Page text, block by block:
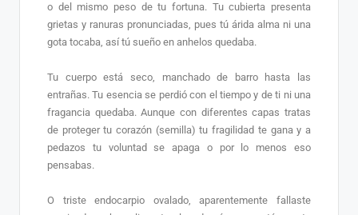
o del mismo peso de tu fortuna. Tu cubierta presenta
grietas y ranuras pronunciadas, pues tú árida alma ni una
gota tocaba, así tú sueño en anhelos quedaba.
Tu cuerpo está seco, manchado de barro hasta las
entrañas. Tu esencia se perdió con el tiempo y de ti ni una
fragancia quedaba. Aunque con diferentes capas tratas
de proteger tu corazón (semilla) tu fragilidad te gana y a
pedazos tu voluntad se apaga o por lo menos eso
pensabas.
O triste endocarpio ovalado, aparentemente fallaste